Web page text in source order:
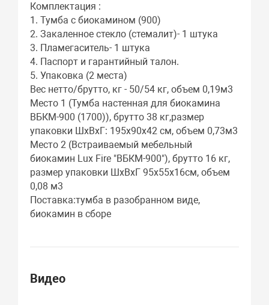
Комплектация :
1. Тумба с биокамином (900)
2. Закаленное стекло (стемалит)- 1 штука
3. Пламегаситель- 1 штука
4. Паспорт и гарантийный талон.
5. Упаковка (2 места)
Вес нетто/брутто, кг - 50/54 кг, объем 0,19м3
Место 1 (Тумба настенная для биокамина
ВБКМ-900 (1700)), брутто 38 кг,размер
упаковки ШхВхГ: 195х90х42 см, объем 0,73м3
Место 2 (Встраиваемый мебельный
биокамин Lux Fire "ВБКМ-900"), брутто 16 кг,
размер упаковки ШхВхГ 95х55х16см, объем
0,08 м3
Поставка:тумба в разобранном виде,
биокамин в сборе
Видео